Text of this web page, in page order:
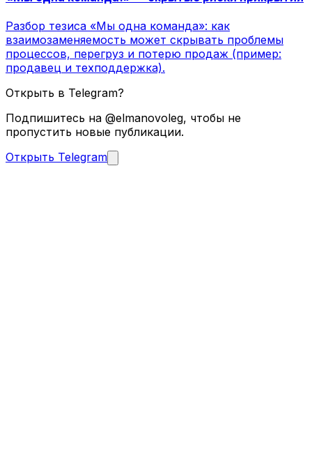
Разбор тезиса «Мы одна команда»: как
взаимозаменяемость может скрывать проблемы
процессов, перегруз и потерю продаж (пример:
продавец и техподдержка).
Открыть в Telegram?
Подпишитесь на @elmanovoleg, чтобы не
пропустить новые публикации.
Открыть Telegram